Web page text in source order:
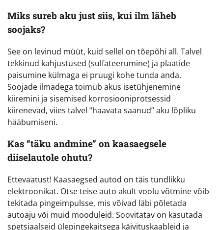
Miks sureb aku just siis, kui ilm läheb
soojaks?
See on levinud müüt, kuid sellel on tõepõhi all. Talvel
tekkinud kahjustused (sulfateerumine) ja plaatide
paisumine külmaga ei pruugi kohe tunda anda.
Soojade ilmadega toimub akus isetühjenemine
kiiremini ja sisemised korrosiooniprotsessid
kiirenevad, viies talvel “haavata saanud” aku lõpliku
hääbumiseni.
Kas “täku andmine” on kaasaegsele
diiselautole ohutu?
Ettevaatust! Kaasaegsed autod on täis tundlikku
elektroonikat. Otse teise auto akult voolu võtmine võib
tekitada pingeimpulsse, mis võivad läbi põletada
autoaju või muid mooduleid. Soovitatav on kasutada
spetsiaalseid ülepingekaitsega käivituskaableid ja